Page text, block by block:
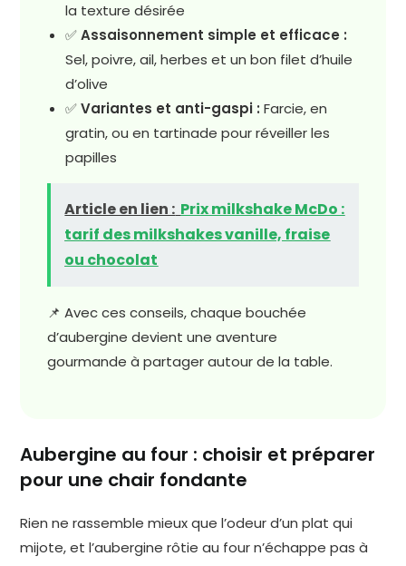
la texture désirée
✅Assaisonnement simple et efficace :
Sel, poivre, ail, herbes et un bon filet d’huile
d’olive
✅Variantes et anti-gaspi : Farcie, en
gratin, ou en tartinade pour réveiller les
papilles
Article en lien : Prix milkshake McDo :
tarif des milkshakes vanille, fraise
ou chocolat
📌 Avec ces conseils, chaque bouchée
d’aubergine devient une aventure
gourmande à partager autour de la table.
Aubergine au four : choisir et préparer
pour une chair fondante
Rien ne rassemble mieux que l’odeur d’un plat qui
mijote, et l’aubergine rôtie au four n’échappe pas à